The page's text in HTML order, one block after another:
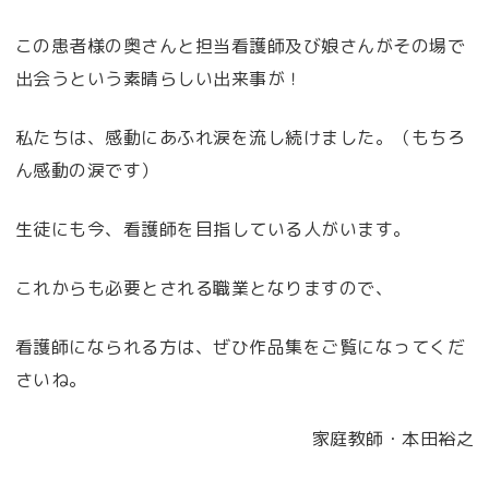
この患者様の奥さんと担当看護師及び娘さんがその場で
出会うという素晴らしい出来事が！
私たちは、感動にあふれ涙を流し続けました。（もちろ
ん感動の涙です）
生徒にも今、看護師を目指している人がいます。
これからも必要とされる職業となりますので、
看護師になられる方は、ぜひ作品集をご覧になってくだ
さいね。
家庭教師・本田裕之